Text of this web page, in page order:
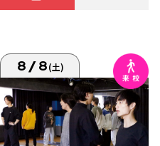
8/8(土)